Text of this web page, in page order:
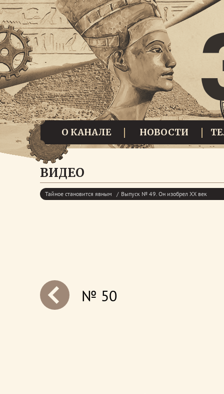
О КАНАЛЕ НОВОСТИ
ВИДЕО
Тайное становится явным Выпуск № 49. Он изобрел ХХ век
№ 50